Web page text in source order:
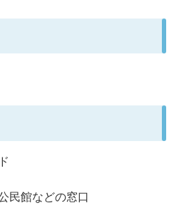
民館などの窓口